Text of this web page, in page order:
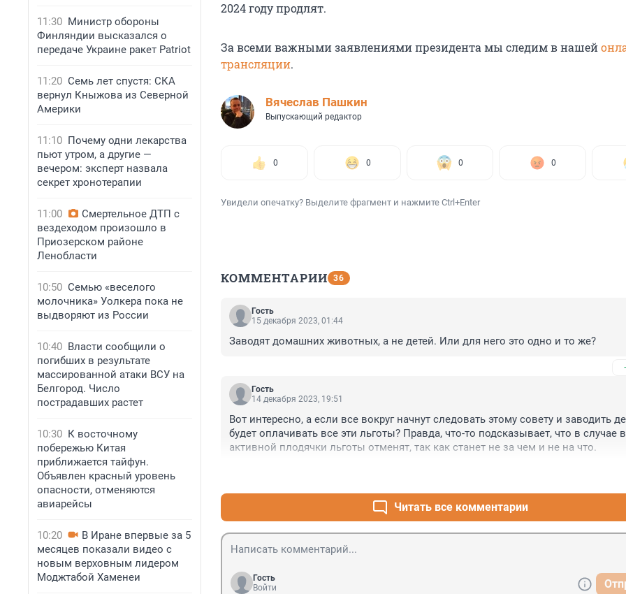
11:30 Министр обороны
Финляндии высказался о
передаче Украине ракет Patriot
11:20 Семь лет спустя: СКА
вернул Кныжова из Северной
Америки
11:10 Почему одни лекарства
пьют утром, а другие —
вечером: эксперт назвала
секрет хронотерапии
11:00
Смертельное ДТП с
вездеходом произошло в
Приозерском районе
Ленобласти
10:50 Семью «веселого
молочника» Уолкера пока не
выдворяют из России
10:40 Власти сообщили о
погибших в результате
массированной атаки ВСУ на
Белгород. Число
пострадавших растет
10:30 К восточному
побережью Китая
приближается тайфун.
Объявлен красный уровень
опасности, отменяются
авиарейсы
10:20
В Иране впервые за 5
месяцев показали видео с
новым верховным лидером
Моджтабой Хаменеи
2024 году продлят.
За всеми важными заявлениями президента мы следим в нашей
трансляции.
Вячеслав Пашкин
Выпускающий редактор
0 0 0 0
Увидели опечатку? Выделите фрагмент и нажмите Ctrl+Enter
КОММЕНТАРИИ 36
Гость
15 декабря 2023, 01:44
Заводят домашних животных, а не детей. Или для него это одно и то же?
Гость
14 декабря 2023, 19:51
Вот интересно, а если все вокруг начнут следовать этому совету и заводить
будет оплачивать все эти льготы? Правда, что-то подсказывает, что в случае
активной плодячки льготы отменят, так как станет не за чем и не на что.
Читать все комментарии
Гость
Войти